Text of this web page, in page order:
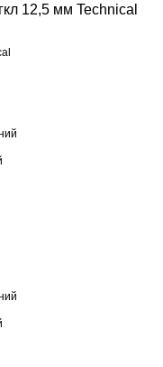
12,5 мм Technical